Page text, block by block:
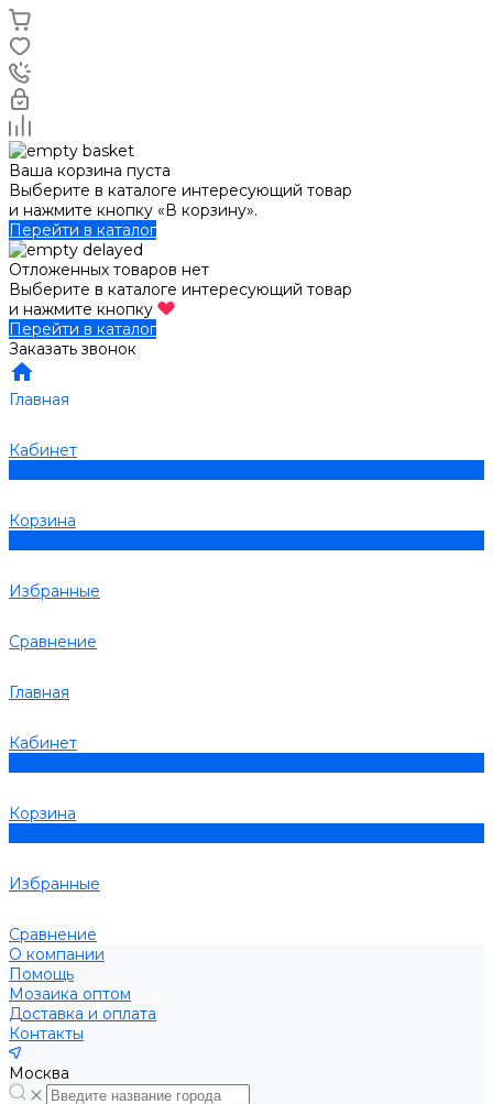
Ваша корзина пуста
Выберите в каталоге интересующий товар
и нажмите кнопку «В корзину».
Перейти в каталог
Отложенных товаров нет
Выберите в каталоге интересующий товар
и нажмите кнопку
Перейти в каталог
Заказать звонок
Главная
Кабинет
Корзина
Избранные
Сравнение
Главная
Кабинет
Корзина
Избранные
Сравнение
О компании
Помощь
Мозаика оптом
Доставка и оплата
Контакты
Москва